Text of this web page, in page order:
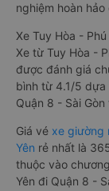
nghiệm hoàn
Xe Tuy Hòa -
Xe từ Tuy Hòa -
được đánh giá
bình từ 4.1/5 dựa
Quận 8 - Sài
Giá vé xe giường
Yên rẻ nhất là
thuộc vào
Yên đi Quận 8 -